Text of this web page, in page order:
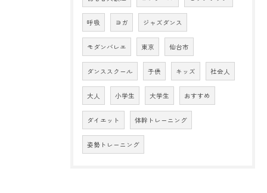
呼吸 ヨガ ジャズダンス
モダンバレエ 東京 仙台市
ダンススクール 子供 キッズ 社会人
大人 小学生 大学生 おすすめ
ダイエット 体幹トレーニング
姿勢トレーニング